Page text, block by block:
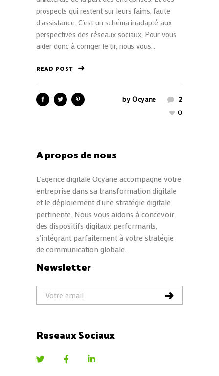
prospects qui restent sur leurs faims, faute
d’assistance. C’est un schéma inadapté aux
perspectives des réseaux sociaux. Pour vous
aider donc à corriger le tir, nous vous...
READ POST
by Ocyane
2
0
A propos de nous
L'agence digitale Ocyane accompagne votre
entreprise dans sa transformation digitale
et le déploiement d'une stratégie digitale
pertinente. Nous vous aidons à concevoir
des dispositifs digitaux performants,
s'intégrant parfaitement à votre stratégie
de communication globale.
Newsletter
Reseaux Sociaux